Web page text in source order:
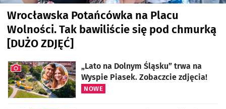
Wrocławska Potańcówka na Placu
Wolności. Tak bawiliście się pod chmurką
[DUŻO ZDJĘĆ]
„Lato na Dolnym Śląsku” trwa na
Wyspie Piasek. Zobaczcie zdjęcia!
NOWE